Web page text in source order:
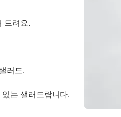
드려요.
러드.
는 샐러드랍니다.